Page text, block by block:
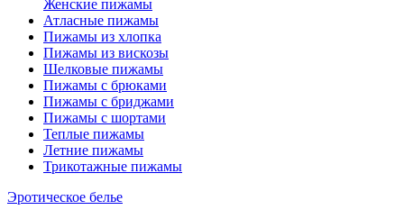
Женские пижамы
Атласные пижамы
Пижамы из хлопка
Пижамы из вискозы
Шелковые пижамы
Пижамы с брюками
Пижамы с бриджами
Пижамы с шортами
Теплые пижамы
Летние пижамы
Трикотажные пижамы
Эротическое белье